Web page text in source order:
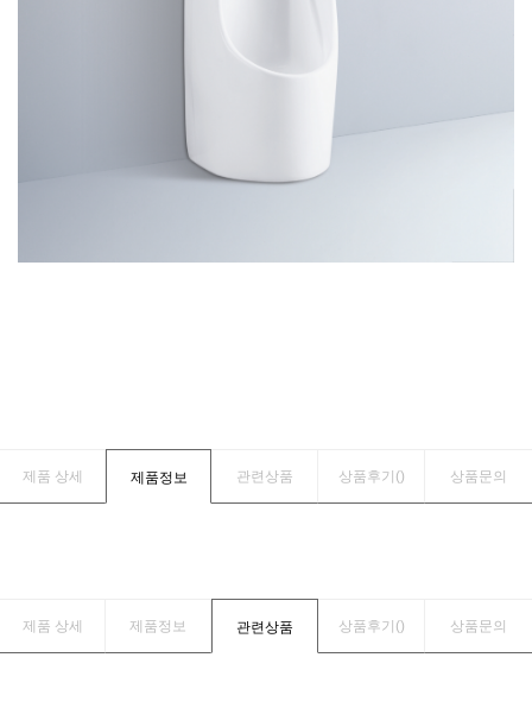
제품 상세 제품정보 관련상품 상품후기() 상품문의
제품 상세 제품정보 관련상품 상품후기() 상품문의